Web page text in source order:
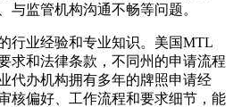
与监管机构沟通不畅等问题。
行业经验和专业知识。美国MTL
求和法律条款，不同州的申请流程
代办机构拥有多年的牌照申请经
核偏好、工作流程和要求细节，能